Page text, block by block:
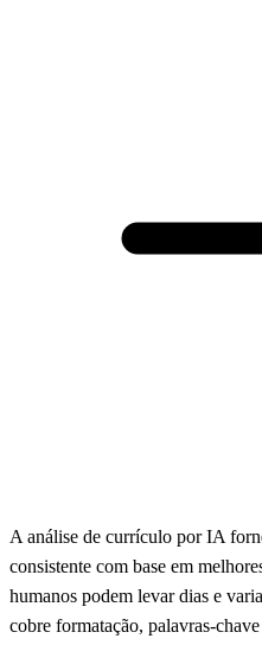
A análise de currículo por IA
consistente com base em
humanos podem levar dias e
cobre formatação, palavras-